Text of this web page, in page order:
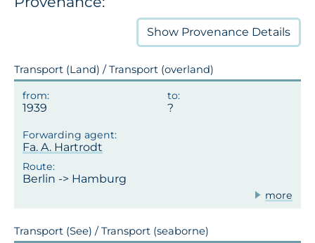
Show Provenance Details
Transport (Land) / Transport (overland)
1939
Fa. A. Hartrodt
Berlin -> Hamburg
more
Transport (See) / Transport (seaborne)